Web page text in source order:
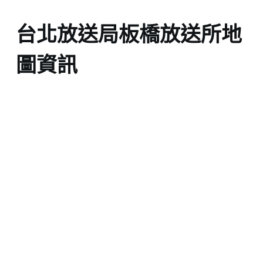
台北放送局板橋放送所地
圖資訊